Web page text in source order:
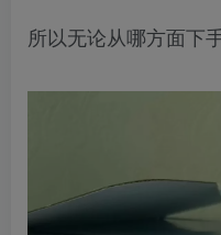
所以无论从哪方面下